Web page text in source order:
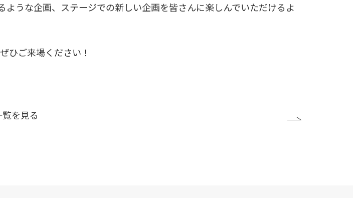
うな企画、ステージでの新しい企画を皆さんに楽しんでいただけるよ
ひご来場ください！
を見る